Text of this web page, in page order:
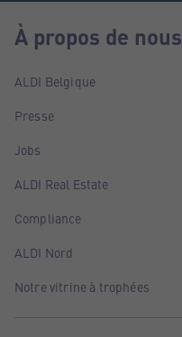
À propos de nous
ALDI Belgique
Presse
Jobs
ALDI Real Estate
Compliance
ALDI Nord
Notre vitrine à trophées